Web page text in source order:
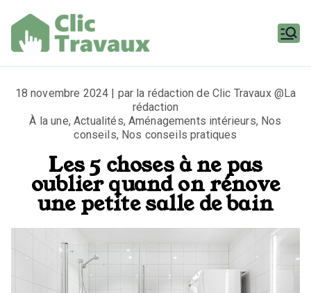
contenu
Travaux
18 novembre 2024 | par la rédaction de Clic Travaux @La
rédaction
À la une,Actualités,Aménagements intérieurs, Nos
conseils, Nos conseils pratiques
Les 5 choses à ne pas
oublier quand on rénove
une petite salle de bain